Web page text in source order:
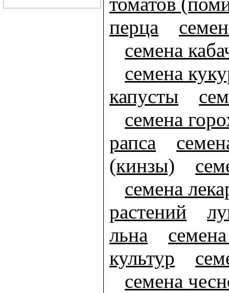
перца
семена
семена
капусты
семена
рапса
(кинзы)
семена
растений
льна
культур
семена